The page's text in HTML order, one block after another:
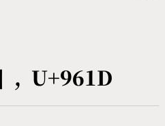
Unicode查詢
, U+961D